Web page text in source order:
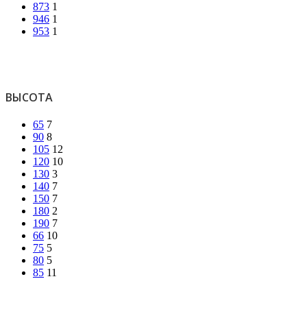
873 1
946 1
953 1
ВЫСОТА
65 7
90 8
105 12
120 10
130 3
140 7
150 7
180 2
190 7
66 10
75 5
80 5
85 11